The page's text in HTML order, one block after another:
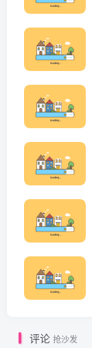
评论 抢沙发